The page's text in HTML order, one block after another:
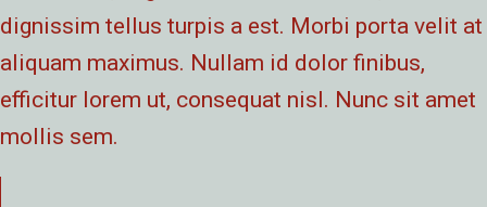
dignissim tellus turpis a est. Morbi porta velit at
aliquam maximus. Nullam id dolor finibus,
efficitur lorem ut, consequat nisl. Nunc sit amet
mollis sem.